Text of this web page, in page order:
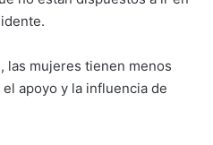
las mujeres tienen menos
apoyo y la influencia de